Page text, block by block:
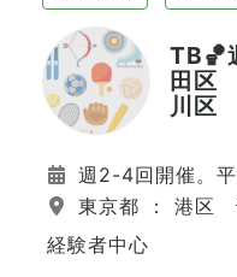
田区
川区
週2-4回開催。
東京都 ： 港
経験者中心